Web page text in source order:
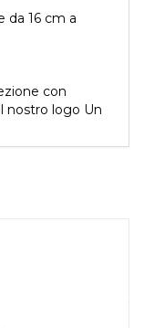
da 16 cm a
con
nostro logo Un